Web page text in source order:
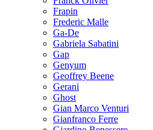
Frapin
Frederic Malle
Ga-De
Gabriela Sabatini
Gap
Genyum
Geoffrey Beene
Gerani
Ghost
Gian Marco Venturi
Gianfranco Ferre